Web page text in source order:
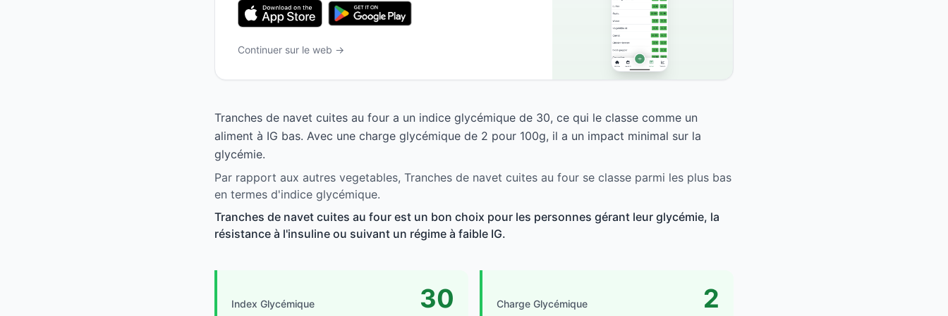
Continuer sur le web →
Tranches de navet cuites au four a un indice glycémique de 30, ce qui le classe comme un
aliment à IG bas. Avec une charge glycémique de 2 pour 100g, il a un impact minimal sur la
glycémie.
Par rapport aux autres vegetables, Tranches de navet cuites au four se classe parmi les plus bas
en termes d'indice glycémique.
Tranches de navet cuites au four est un bon choix pour les personnes gérant leur glycémie, la
résistance à l'insuline ou suivant un régime à faible IG.
Index Glycémique 30 Charge Glycémique 2